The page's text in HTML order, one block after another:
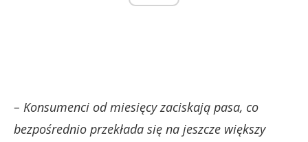
– Konsumenci od miesięcy zaciskają pasa, co
bezpośrednio przekłada się na jeszcze większy